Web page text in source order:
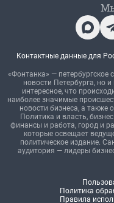
Контактные данные для
«Фонтанка» — петербургское
новости Петербурга, но
интересное, что
наиболее значимые
новости бизнеса, а также
Политика и власть,
финансы и работа, город и
которые освещает
политическое издание.
аудитория — лидеры
Политика
Правила